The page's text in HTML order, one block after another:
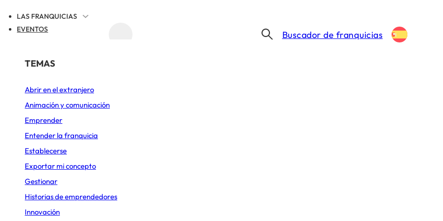
LAS FRANQUICIAS
POR SECTOR
Alimentación
Cafeterías
Comida rápida
Deportes y Ocio
Diseño de cocinas
EVENTOS
TEMAS
Abrir en el extranjero
Animación y comunicación
Emprender
Entender la franquicia
Establecerse
Exportar mi concepto
Gestionar
Historias de emprendedores
Innovación
Buscador de franquicias
y digitalización en el sector de
las franquicias
18 DE ABRIL DE 2025